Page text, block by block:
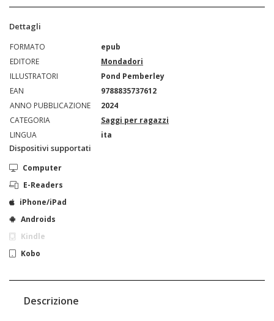
Dettagli
FORMATO
epub
EDITORE
Mondadori
ILLUSTRATORI
Pond Pemberley
EAN
9788835737612
ANNO PUBBLICAZIONE
2024
CATEGORIA
Saggi per ragazzi
LINGUA
ita
Dispositivi supportati
Computer
E-Readers
iPhone/iPad
Androids
Kindle
Kobo
Descrizione